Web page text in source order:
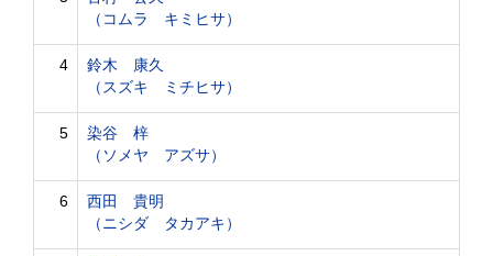
（コムラ キミヒサ）
4
鈴木 康久
（スズキ ミチヒサ）
5
染谷 梓
（ソメヤ アズサ）
6
西田 貴明
（ニシダ タカアキ）